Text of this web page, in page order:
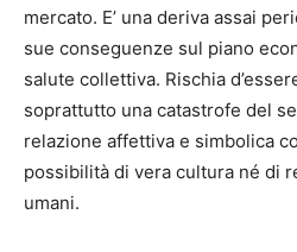
mercato. E’ una deriva assai
sue conseguenze sul piano
salute collettiva. Rischia
soprattutto una catastrofe del
relazione affettiva e simbolica
possibilità di vera cultura né di
umani.